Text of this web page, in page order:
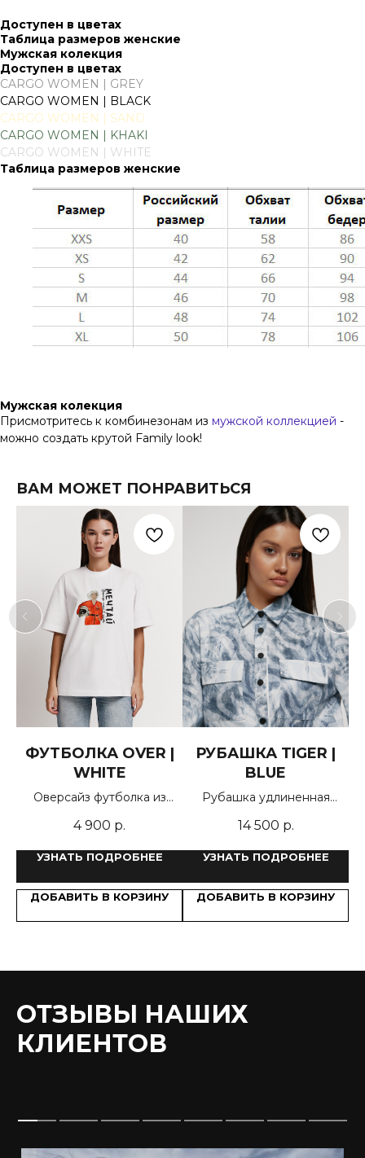
Доступен в цветах
Таблица размеров женские
Мужская колекция
Доступен в цветах
CARGO WOMEN | GREY
CARGO WOMEN | BLACK
CARGO WOMEN | SAND
CARGO WOMEN | KHAKI
CARGO WOMEN | WHITE
Таблица размеров женские
Мужская колекция
Присмотритесь к комбинезонам из мужской коллекцией -
можно создать крутой Family look!
ВАМ МОЖЕТ ПОНРАВИТЬСЯ
ФУТБОЛКА OVER |
WHITE
Оверсайз футболка из
велюровым эффектом
4 900 р.
УЗНАТЬ ПОДРОБНЕЕ
ДОБАВИТЬ В КОРЗИНУ
РУБАШКА TIGER |
BLUE
Рубашка удлиненная
уникальной принтованной
ткани
14 500 р.
УЗНАТЬ ПОДРОБНЕЕ
ДОБАВИТЬ В КОРЗИНУ
ОТЗЫВЫ НАШИХ
КЛИЕНТОВ